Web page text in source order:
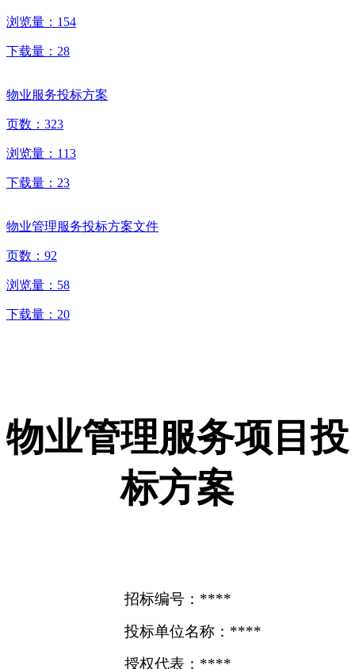
浏览量： 154
下载量： 28
物业服务投标方案
页数： 323
浏览量： 113
下载量： 23
物业管理服务投标方案文件
页数： 92
浏览量： 58
下载量： 20
物业管理服务项目投
标方案
招标编号：****
投标单位名称：****
授权代表：****